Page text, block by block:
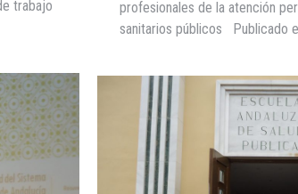
trabajo
profesionales de la atención
sanitarios públicos Publicado